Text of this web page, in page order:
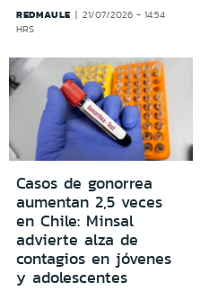
REDMAULE
21/07/2026 - 14:54
HRS
Casos de gonorrea
aumentan 2,5 veces
en Chile: Minsal
advierte alza de
contagios en jóvenes
y adolescentes